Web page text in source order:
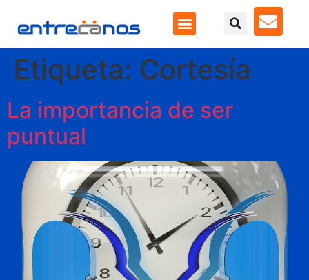
Etiqueta: Cortesía
La importancia de ser
puntual